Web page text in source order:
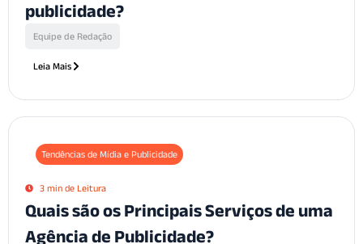
publicidade?
Equipe de Redação
Leia Mais
Tendências de Mídia e Publicidade
3 min de Leitura
Quais são os Principais Serviços de uma
Agência de Publicidade?